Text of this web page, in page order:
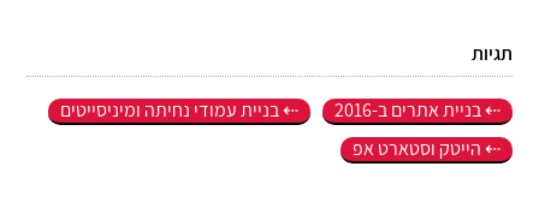
תגיות
בניית אתרים ב-2016
בניית עמודי נחיתה ומיניסייטים
הייטק וסטארט אפ